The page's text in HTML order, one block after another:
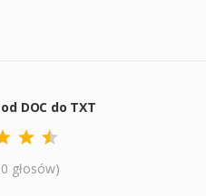
DOC do TXT
głosów)